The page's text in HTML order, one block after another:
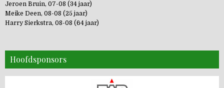
Jeroen Bruin, 07-08 (34 jaar)
Meike Deen, 08-08 (25 jaar)
Harry Sierkstra, 08-08 (64 jaar)
Hoofdsponsors